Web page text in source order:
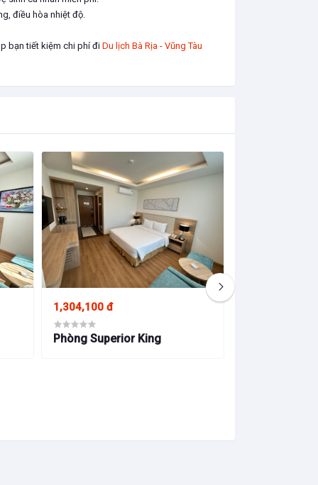
điều hòa nhiệt độ.
bạn tiết kiệm chi phí đi Du lịch Bà Rịa - Vũng Tàu
1,304,100 đ
Phòng Superior King